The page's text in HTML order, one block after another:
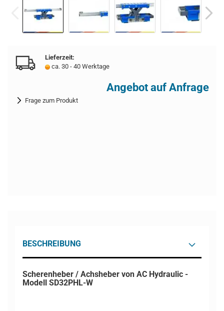
Lieferzeit:
ca. 30 - 40 Werktage
Angebot auf Anfrage
Frage zum Produkt
BESCHREIBUNG
Scherenheber / Achsheber von AC Hydraulic -
Modell SD32PHL-W